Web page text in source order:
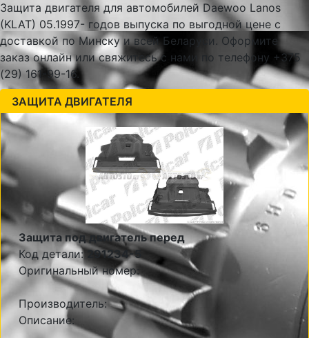
Защита двигателя для автомобилей Daewoo Lanos
(KLAT) 05.1997- годов выпуска по выгодной цене с
доставкой по Минску и всей Беларуси. Оформите
заказ онлайн или свяжитесь с нами по телефону +375
(29) 161-99-16.
ЗАЩИТА ДВИГАТЕЛЯ
Защита под двигатель перед
Код детали: 291234-5
Оригинальный номер:
Производитель:
Описание: